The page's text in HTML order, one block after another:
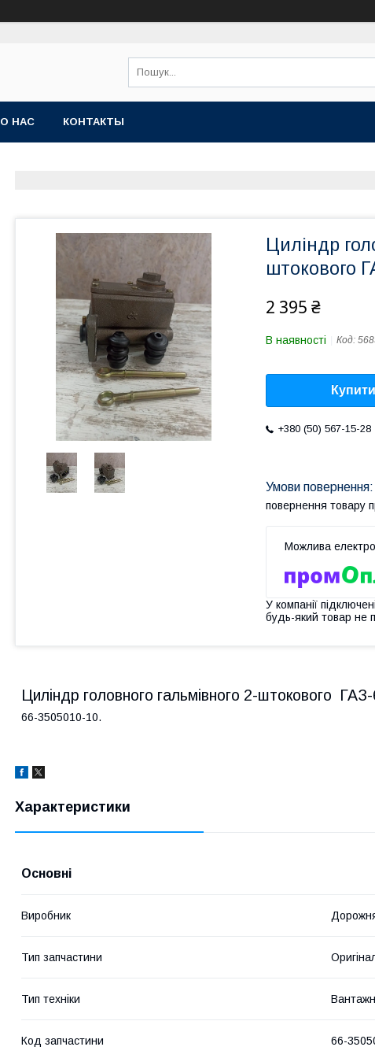
О НАС КОНТАКТЫ
Циліндр
штокового
2 395 ₴
В наявності Код:
Купити
+380 (50) 567-15-28
повернення товару
У компанії
будь-який товар не
Циліндр головного гальмівного 2-штокового
66-3505010-10.
Характеристики
Основні
Виробник
Тип запчастини
Тип техніки
Код запчастини 66-